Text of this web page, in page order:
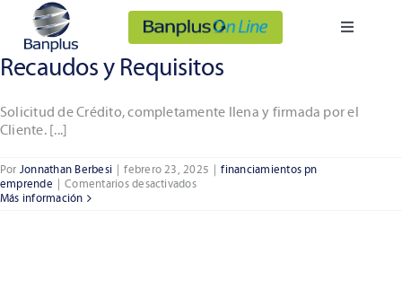
Saltar
contenido
Banplus On Line
Toggle
Personas
Empresas
Somos Banplus
Recaudos y Requisitos
Solicitud de Crédito, completamente llena y firmada por el
Cliente. [...]
Por Jonnathan Berbesi | febrero 23, 2025 | financiamientos pn
emprende | Comentarios desactivadosen
Más información